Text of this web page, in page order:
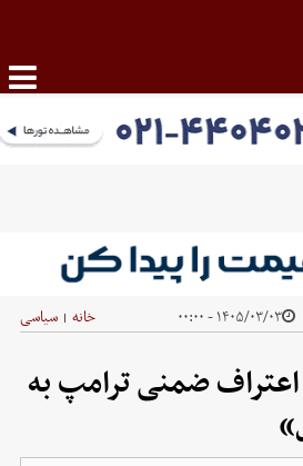
۱۴۰۵/۰۳/۰۳ - ۰۰:۰۰ خانه | سیاسی
ضمنی ترامپ به